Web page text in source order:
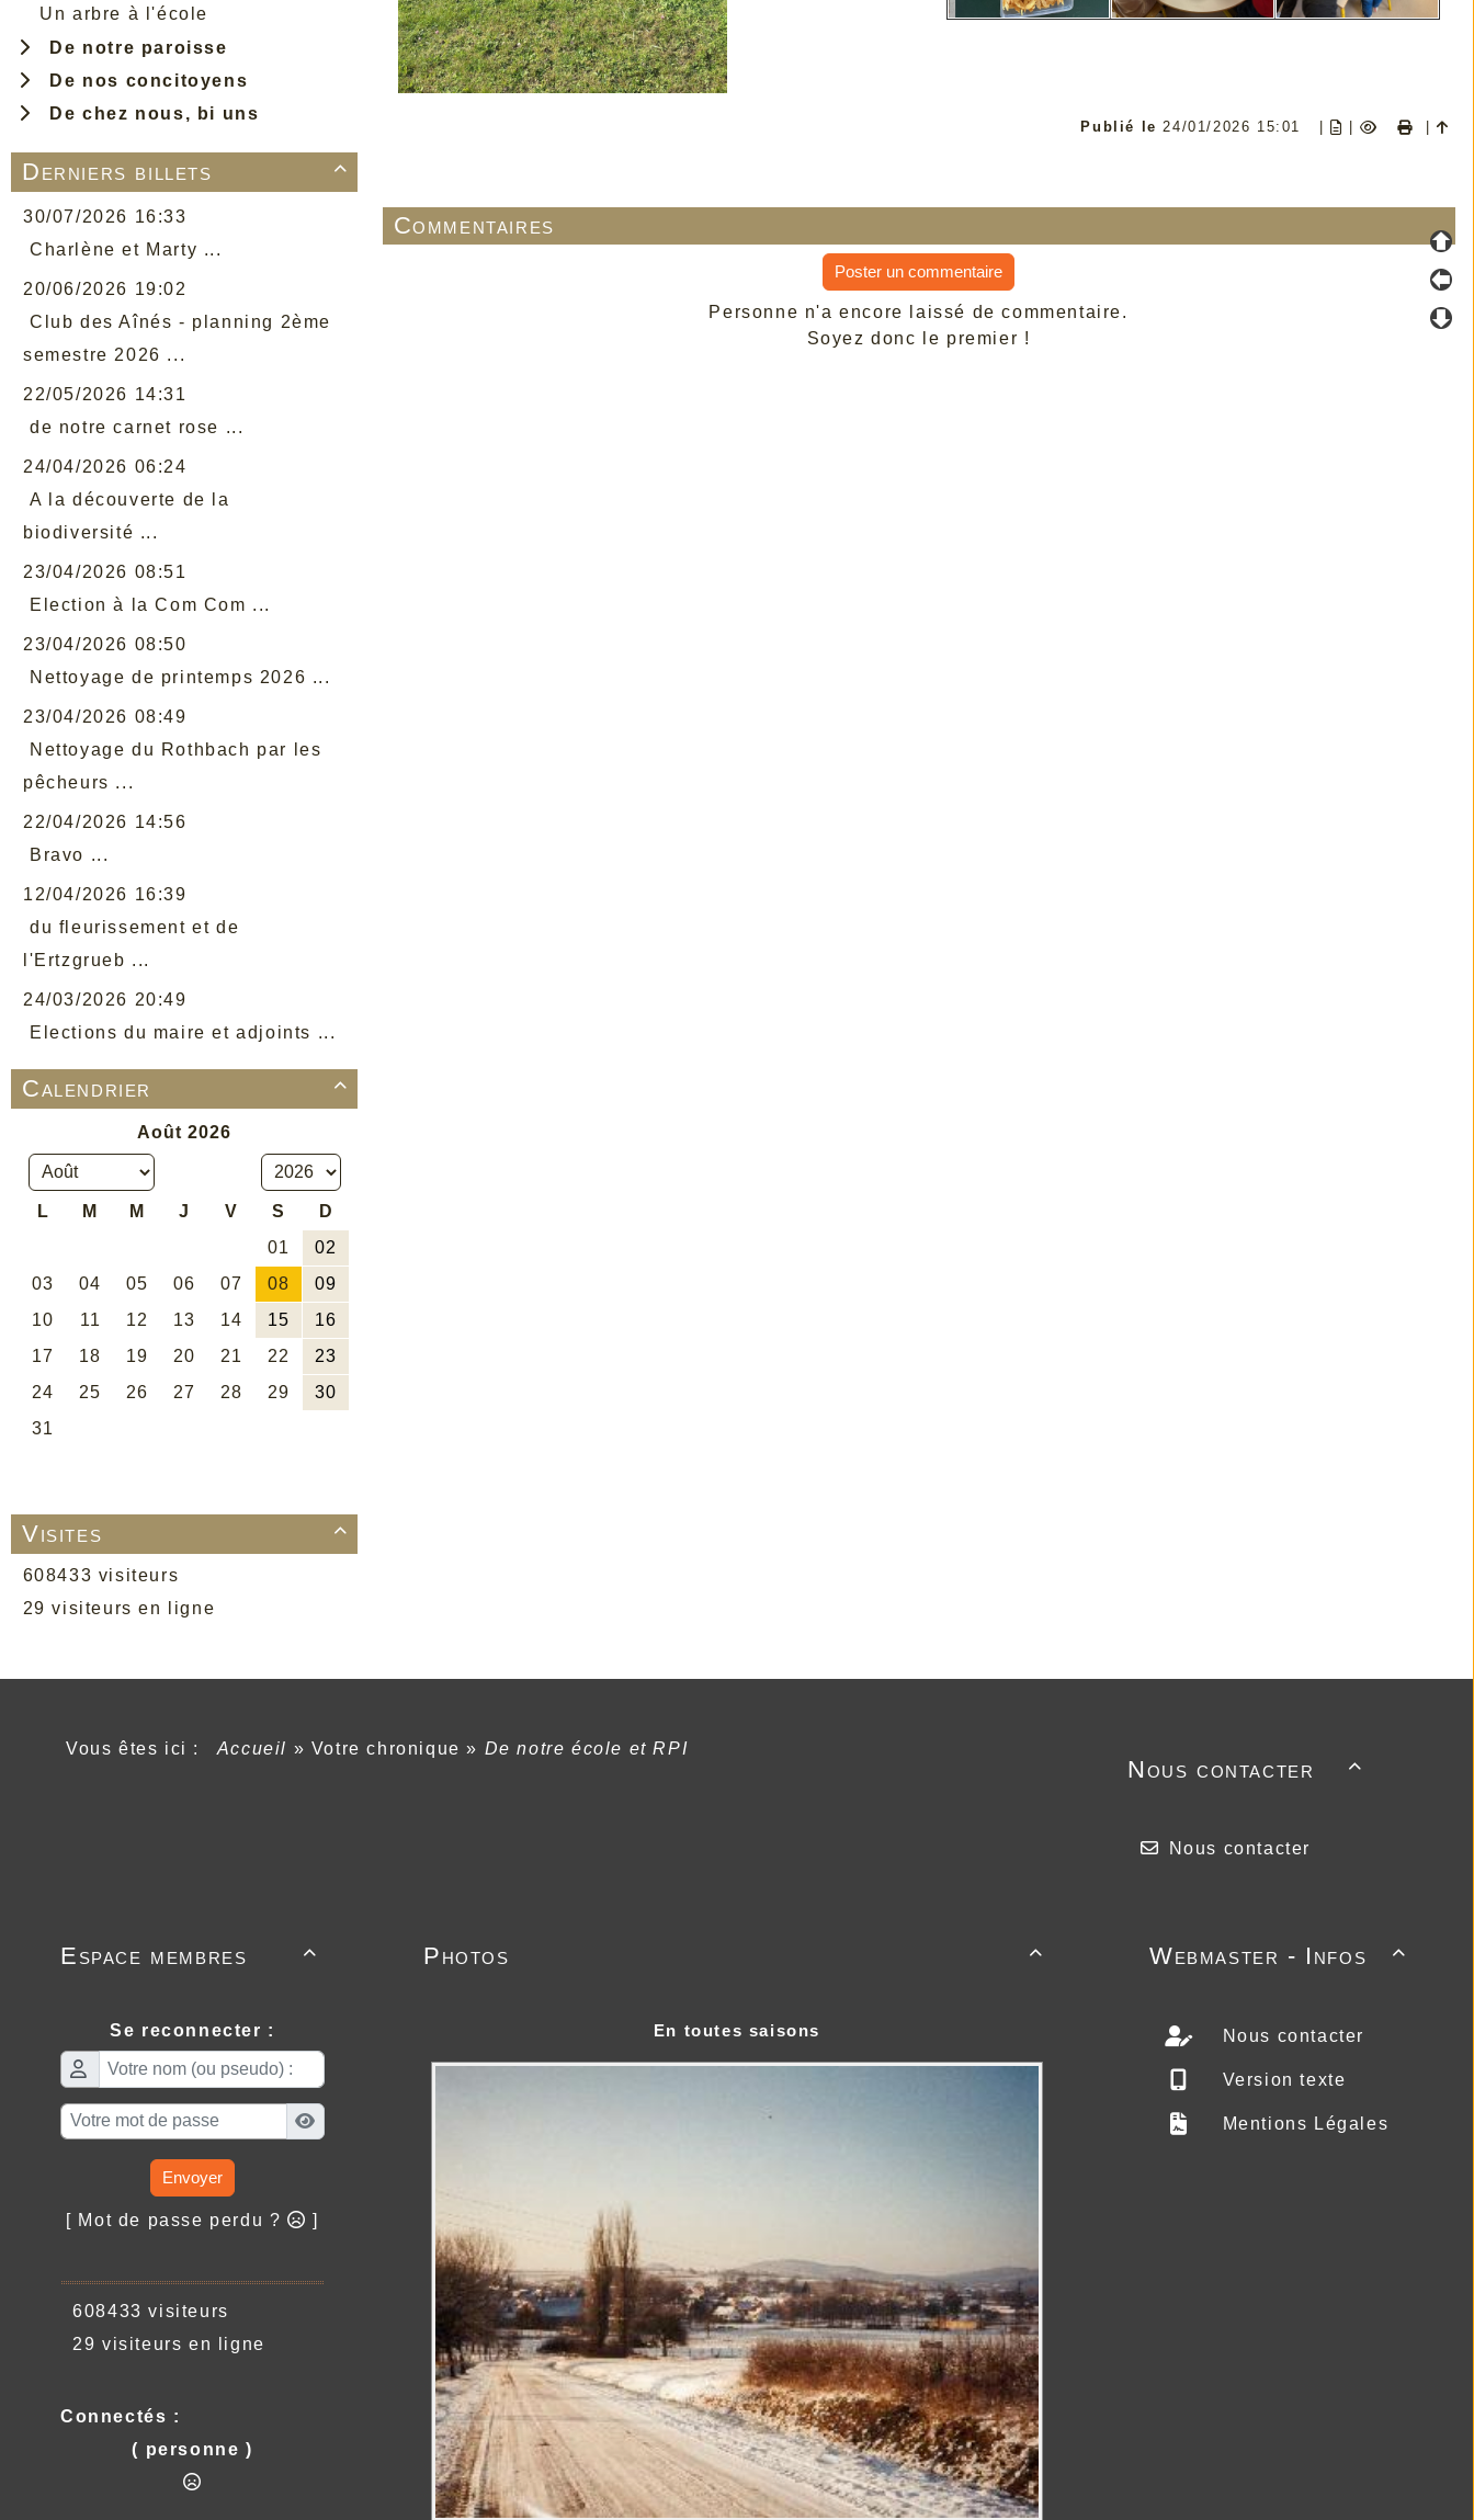
Un arbre à l'école
De notre paroisse
De nos concitoyens
De chez nous, bi uns

Derniers billets
30/07/2026 16:33
Charlène et Marty ...
20/06/2026 19:02
Club des Aînés - planning 2ème
semestre 2026 ...
22/05/2026 14:31
de notre carnet rose ...
24/04/2026 06:24
A la découverte de la
biodiversité ...
23/04/2026 08:51
Election à la Com Com ...
23/04/2026 08:50
Nettoyage de printemps 2026 ...
23/04/2026 08:49
Nettoyage du Rothbach par les
pêcheurs ...
22/04/2026 14:56
Bravo ...
12/04/2026 16:39
du fleurissement et de
l'Ertzgrueb ...
24/03/2026 20:49
Elections du maire et adjoints ...

Calendrier

Visites
608433 visiteurs
29 visiteurs en ligne
Publié le24/01/2026 15:01 |
Commentaires
Poster un commentaire
Personne n'a encore laissé de commentaire.
Soyez donc le premier !
Vous êtes ici : Accueil » Votre chronique » De notre école et RPI

Nous contacter
Nous contacter

Espace membres
Se reconnecter :
Envoyer
[ Mot de passe perdu ? ]
608433 visiteurs
29 visiteurs en ligne
Connectés :
( personne )

Photos
En toutes saisons

Webmaster - Infos
Nous contacter
Version texte
Mentions Légales